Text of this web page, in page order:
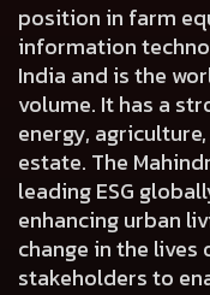
position in farm
information
India and is the
volume. It has a
energy,
estate. The
leading ESG
enhancing urban
change in the
stakeholders to